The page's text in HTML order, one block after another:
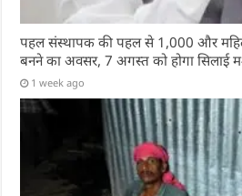
पहल संस्थापक की पहल से 1,000 और
बनने का अवसर, 7 अगस्त को होगा सिलाई
1 week ago